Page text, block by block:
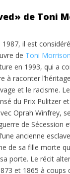
de Toni
1987, il est
de Toni Morrison
en 1993, qui a
à raconter
et le racisme.
du Prix Pulitzer
Oprah Winfrey,
de Sécession
ancienne
de sa fille morte
porte. Le récit
et 1865 à coups